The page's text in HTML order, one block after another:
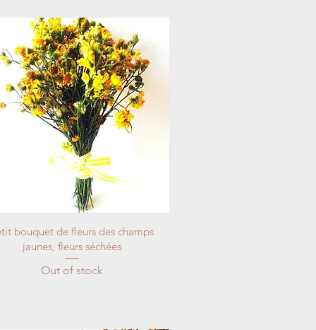
bouquet de fleurs des champs
jaunes, fleurs séchées
Out of stock